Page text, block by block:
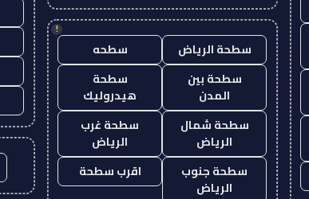
!
سطحة الرياض
سطحه
سطحة بين
المدن
سطحة
هيدروليك
سطحة شمال
الرياض
سطحة غرب
الرياض
سطحة جنوب
الرياض
اقرب سطحة